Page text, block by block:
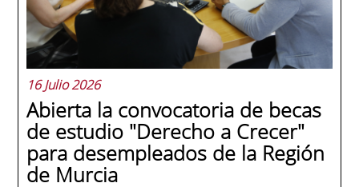
Generac Power Systems en Estados Unidos
y antiguo alumno...
16 Julio 2026
Abierta la convocatoria de becas
de estudio "Derecho a Crecer"
para desempleados de la Región
de Murcia